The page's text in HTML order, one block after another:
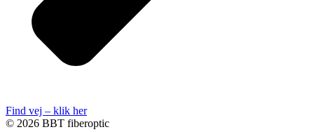
Find vej – klik her
© 2026 BBT fiberoptic